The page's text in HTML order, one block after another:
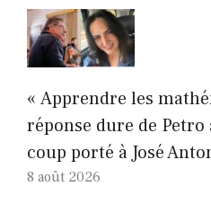
« Apprendre les
réponse dure de Petro
coup porté à José
8 août 2026